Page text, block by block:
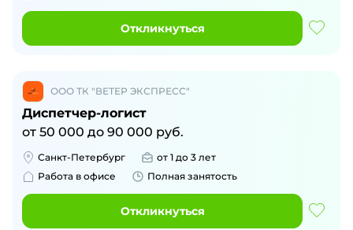
Откликнуться
ООО ТК "ВЕТЕР ЭКСПРЕСС"
Диспетчер-логист
от 50 000 до 90 000 руб.
Санкт-Петербург
от 1 до 3 лет
Работа в офисе
Полная занятость
Откликнуться